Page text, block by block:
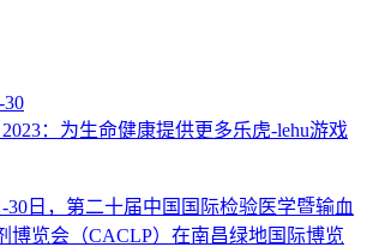
30
：为生命健康提供更多乐虎-lehu游戏
-30日，第二十届中国国际检验医学暨输血
博览会（CACLP）在南昌绿地国际博览